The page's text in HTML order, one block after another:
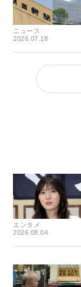
ニュース
2026.07.18
エンタメ
2026.08.04